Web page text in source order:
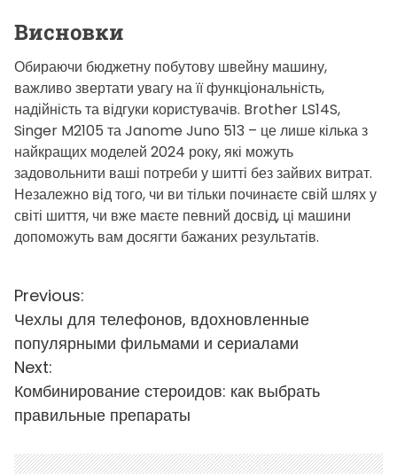
Висновки
Обираючи бюджетну побутову швейну машину,
важливо звертати увагу на її функціональність,
надійність та відгуки користувачів. Brother LS14S,
Singer M2105 та Janome Juno 513 – це лише кілька з
найкращих моделей 2024 року, які можуть
задовольнити ваші потреби у шитті без зайвих витрат.
Незалежно від того, чи ви тільки починаєте свій шлях у
світі шиття, чи вже маєте певний досвід, ці машини
допоможуть вам досягти бажаних результатів.
Н
а
в
і
г
а
Previous:
Чехлы для телефонов, вдохновленные
популярными фильмами и сериалами
Next:
Комбинирование стероидов: как выбрать
правильные препараты